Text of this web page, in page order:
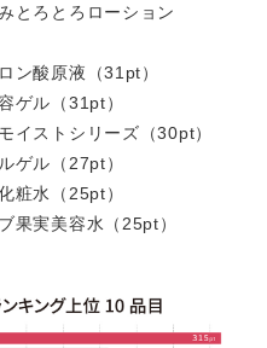
とろとろローション
ン酸原液（31pt）
ゲル（31pt）
イストシリーズ（30pt）
ゲル（27pt）
粧水（25pt）
果実美容水（25pt）